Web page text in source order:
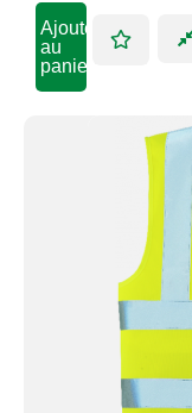
Ajouter
au
panier